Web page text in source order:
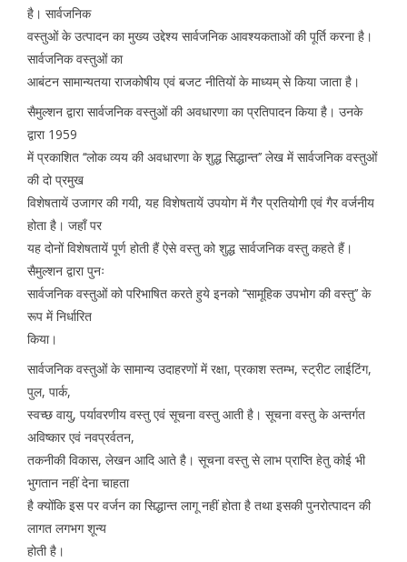
है। सार्वजनिक
वस्तुओं के उत्पादन का मुख्य उद्देश्य सार्वजनिक आवश्यकताओं की पूर्ति करना है।
सार्वजनिक वस्तुओं का
आबंटन सामान्यतया राजकोषीय एवं बजट नीतियों के माध्यम् से किया जाता है।
सैमुल्शन द्वारा सार्वजनिक वस्तुओं की अवधारणा का प्रतिपादन किया है। उनके
द्वारा 1959
में प्रकाशित ‘‘लोक व्यय की अवधारणा के शुद्ध सिद्धान्त’’ लेख में सार्वजनिक वस्तुओं
की दो प्रमुख
विशेषतायें उजागर की गयी, यह विशेषतायें उपयोग में गैर प्रतियोगी एवं गैर वर्जनीय
होता है। जहाँ पर
यह दोनों विशेषतायें पूर्ण होती हैं ऐसे वस्तु को शुद्ध सार्वजनिक वस्तु कहते हैं।
सैमुल्शन द्वारा पुनः
सार्वजनिक वस्तुओं को परिभाषित करते हुये इनको ‘‘सामूहिक उपभोग की वस्तु’’ के
रूप में निर्धारित
किया।
सार्वजनिक वस्तुओं के सामान्य उदाहरणों में रक्षा, प्रकाश स्तम्भ, स्ट्रीट लाईटिंग,
पुल, पार्क,
स्वच्छ वायु, पर्यावरणीय वस्तु एवं सूचना वस्तु आती है। सूचना वस्तु के अन्तर्गत
अविष्कार एवं नवप्रर्वतन,
तकनीकी विकास, लेखन आदि आते है। सूचना वस्तु से लाभ प्राप्ति हेतु कोई भी
भुगतान नहीं देना चाहता
है क्योंकि इस पर वर्जन का सिद्धान्त लागू नहीं होता है तथा इसकी पुनरोत्पादन की
लागत लगभग शून्य
होती है।